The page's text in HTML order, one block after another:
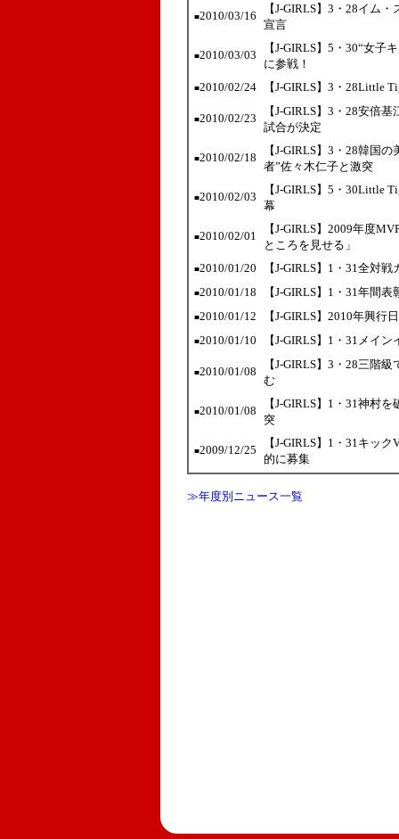
■2010/03/16
【J-GIRLS】3・28イム
宣言
■2010/03/03
【J-GIRLS】5・30“女子
に参戦！
■2010/02/24 【J-GIRLS】3・28Little
■2010/02/23
【J-GIRLS】3・28安倍
試合が決定
■2010/02/18
【J-GIRLS】3・28韓国
者”佐々木仁子と激突
■2010/02/03
【J-GIRLS】5・30Little
幕
■2010/02/01
【J-GIRLS】2009年度
ところを見せる」
■2010/01/20 【J-GIRLS】1・31全対
■2010/01/18 【J-GIRLS】1・31年間
■2010/01/12 【J-GIRLS】2010年興
■2010/01/10 【J-GIRLS】1・31メイ
■2010/01/08
【J-GIRLS】3・28三階
む
■2010/01/08
【J-GIRLS】1・31神村
突
■2009/12/25
【J-GIRLS】1・31キッ
的に募集
≫年度別ニュース一覧